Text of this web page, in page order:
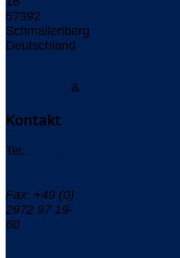
57392
Schmallenberg
Deutschland
&
Kontakt
Tel.:
Fax: +49 (0)
2972 97 19-
60